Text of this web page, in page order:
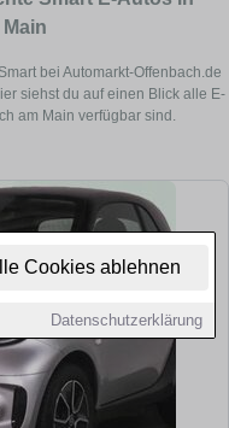
Cookies ablehnen
Datenschutzerklärung
bei Automarkt-Offenbach.de
siehst du auf einen Blick alle E-
am Main verfügbar sind.